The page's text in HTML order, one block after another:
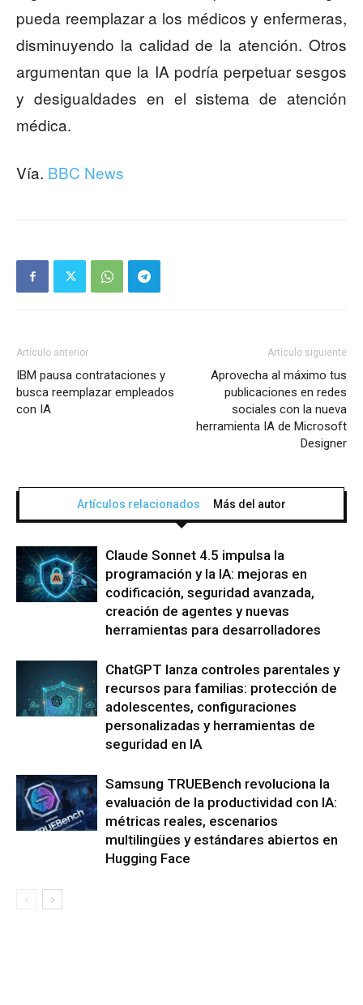
pueda reemplazar a los médicos y enfermeras,
disminuyendo la calidad de la atención. Otros
argumentan que la IA podría perpetuar sesgos
y desigualdades en el sistema de atención
médica.
Vía. BBC News
Artículo anterior
IBM pausa contrataciones y
busca reemplazar empleados
con IA
Artículo siguiente
Aprovecha al máximo tus
publicaciones en redes
sociales con la nueva
herramienta IA de Microsoft
Designer
Artículos relacionados Más del autor
Claude Sonnet 4.5 impulsa la
programación y la IA: mejoras en
codificación, seguridad avanzada,
creación de agentes y nuevas
herramientas para desarrolladores
ChatGPT lanza controles parentales y
recursos para familias: protección de
adolescentes, configuraciones
personalizadas y herramientas de
seguridad en IA
Samsung TRUEBench revoluciona la
evaluación de la productividad con IA:
métricas reales, escenarios
multilingües y estándares abiertos en
Hugging Face